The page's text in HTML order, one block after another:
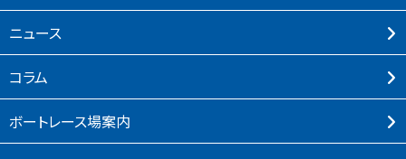
ニュース
コラム
ボートレース場案内